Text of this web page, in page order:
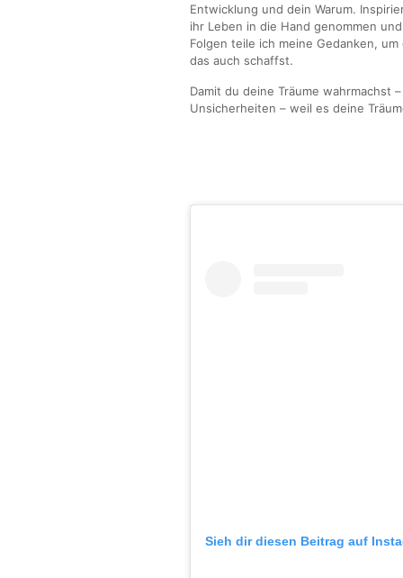
Entwicklung und dein Warum.
ihr Leben in die Hand genommen
Folgen teile ich meine Gedanken,
das auch schaffst.
Damit du deine Träume wahrmachst
Unsicherheiten – weil es deine
Sieh dir diesen Beitrag auf